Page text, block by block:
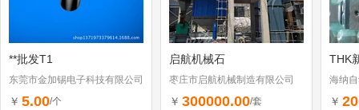
**批发T1
东莞市金加锡电子科技有限公司
￥ 5.00/个
启航机械石
枣庄市启航机械制造有限公司
￥ 300000.00/套
THK
海纳
司
￥